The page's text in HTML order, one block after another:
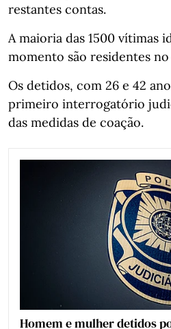
restantes contas.
A maioria das 1500 vítimas
momento são residentes
Os detidos, com 26 e 42
primeiro interrogatório
das medidas de coação.
Homem e mulher detidos